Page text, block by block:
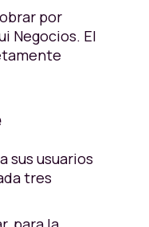
por
Negocios. El
sus usuarios
tres